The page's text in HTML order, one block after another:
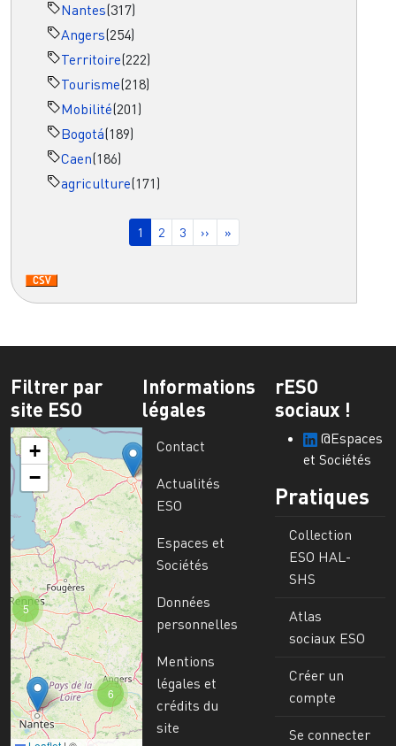
Nantes(317)
Angers(254)
Territoire(222)
Tourisme(218)
Mobilité(201)
Bogotá(189)
Caen(186)
agriculture(171)
Page courante
1 Page
2 Page
3 Page suivante
›› Dernière page
»
Filtrer par
site ESO
6
5
+
−
Informations
légales
Contact
Actualités
ESO
Espaces et
Sociétés
Données
personnelles
Mentions
légales et
crédits du
site
rESO
sociaux !
@Espaces
et Sociétés
Pratiques
Collection
ESO HAL-
SHS
Atlas
sociaux ESO
Créer un
compte
Se connecter